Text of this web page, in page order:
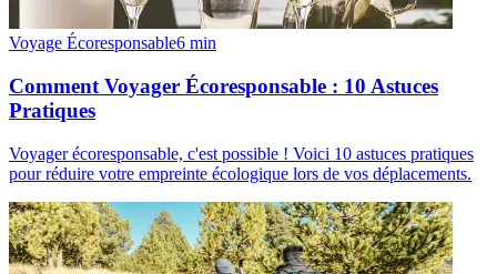
Voyage Écoresponsable6 min
Comment Voyager Écoresponsable : 10 Astuces
Pratiques
Voyager écoresponsable, c'est possible ! Voici 10 astuces pratiques
pour réduire votre empreinte écologique lors de vos déplacements.